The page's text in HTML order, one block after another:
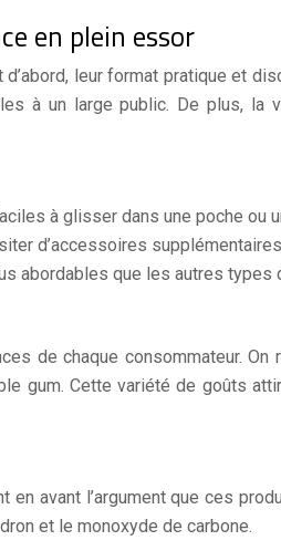
en plein essor
leur format pratique et
à un large public. De plus,
à glisser dans une poche ou
d’accessoires
abordables que les autres types
de chaque consommateur.
gum. Cette variété de goûts
avant l’argument que ces
et le monoxyde de carbone.